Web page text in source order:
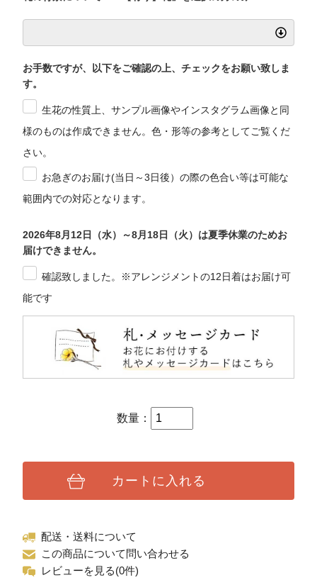
お手数ですが、以下をご確認の上、チェックをお願い致しま
す。
生花の性質上、サンプル画像やインスタグラム画像と同
様のものは作成できません。色・形等の参考としてご覧くだ
さい。
お急ぎのお届け(当日～3日後）の際の色合い等は可能な
範囲内での対応となります。
2026年8月12日（水）～8月18日（火）は夏季休業のためお
届けできません。
確認致しました。※アレンジメントの12日着はお届け可
能です
数量：
カートに入れる
配送・送料について
この商品について問い合わせる
レビューを見る(0件)